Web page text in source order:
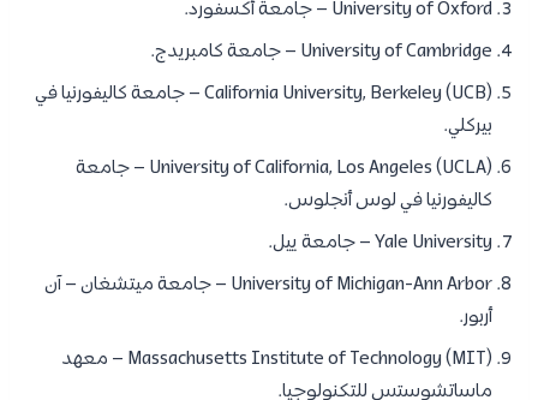
University of Oxford – جامعة أكسفورد.
University of Cambridge – جامعة كامبريدج.
California University, Berkeley (UCB) – جامعة كاليفورنيا في
بيركلي.
University of California, Los Angeles (UCLA) – جامعة
كاليفورنيا في لوس أنجلوس.
Yale University – جامعة ييل.
University of Michigan-Ann Arbor – جامعة ميتشغان – آن
أربور.
Massachusetts Institute of Technology (MIT) – معهد
ماساتشوستس للتكنولوجيا.